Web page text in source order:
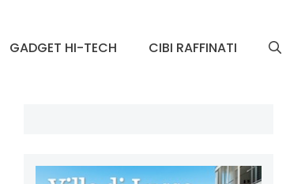
GADGET HI-TECH CIBI RAFFINATI